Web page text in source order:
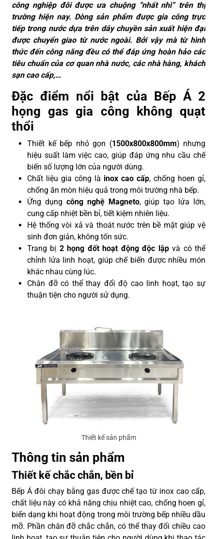
công nghiệp đôi được ưa chuộng “nhất nhì” trên thị
trường hiện nay. Dòng sản phẩm được gia công trực
tiếp trong nước dựa trên dây chuyền sản xuất hiện đại
được chuyển giao từ nước ngoài. Bởi vậy mà từ hình
thức đến công năng đều có thể đáp ứng hoàn hảo các
tiêu chuẩn của cơ quan nhà nước, các nhà hàng, khách
sạn cao cấp,…
Đặc điểm nổi bật của Bếp Á 2
họng gas gia công không quạt
thổi
Thiết kế bếp nhỏ gọn (1500x800x800mm) nhưng
hiệu suất làm việc cao, giúp đáp ứng nhu cầu chế
biến số lượng lớn của người dùng.
Chất liệu gia công là inox cao cấp, chống hoen gỉ,
chống ăn mòn hiệu quả trong môi trường nhà bếp.
Ứng dụng công nghệ Magneto, giúp tạo lửa lớn,
cung cấp nhiệt bền bỉ, tiết kiệm nhiên liệu.
Hệ thống vòi xả và thoát nước trên bề mặt giúp vệ
sinh đơn giản, không tốn sức.
Trang bị 2 họng đốt hoạt động độc lậpvà có thể
chỉnh lửa linh hoạt, giúp chế biến được nhiều món
khác nhau cùng lúc.
Chân đỡ có thể thay đổi độ cao linh hoạt, tạo sự
thuận tiện cho người sử dụng.
Thiết kế sản phẩm
Thông tin sản phẩm
Thiết kế chắc chắn, bền bỉ
Bếp Á đôi chạy bằng gas được chế tạo từ inox cao cấp,
chất liệu này có khả năng chịu nhiệt cao, chống hoen gỉ,
biến dạng khi hoạt động trong môi trường bếp nhiều dầu
mỡ. Phần chân đỡ chắc chắn, có thể thay đổi chiều cao